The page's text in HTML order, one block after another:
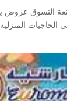
التسوق عروض